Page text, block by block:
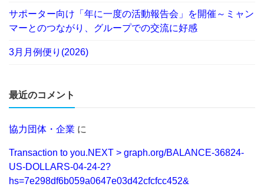
サポーター向け「年に一度の活動報告会」を開催～ミャン
マーとのつながり、グループでの交流に好感
3月月例便り(2026)
最近のコメント
協力団体・企業 に
Transaction to you.NEXT > graph.org/BALANCE-36824-
US-DOLLARS-04-24-2?
hs=7e298df6b059a0647e03d42cfcfcc452&